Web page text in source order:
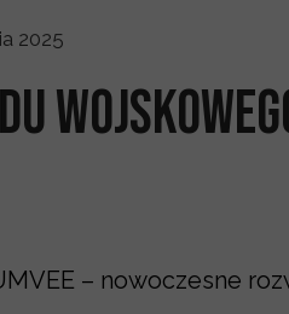
– nowoczesne
2025